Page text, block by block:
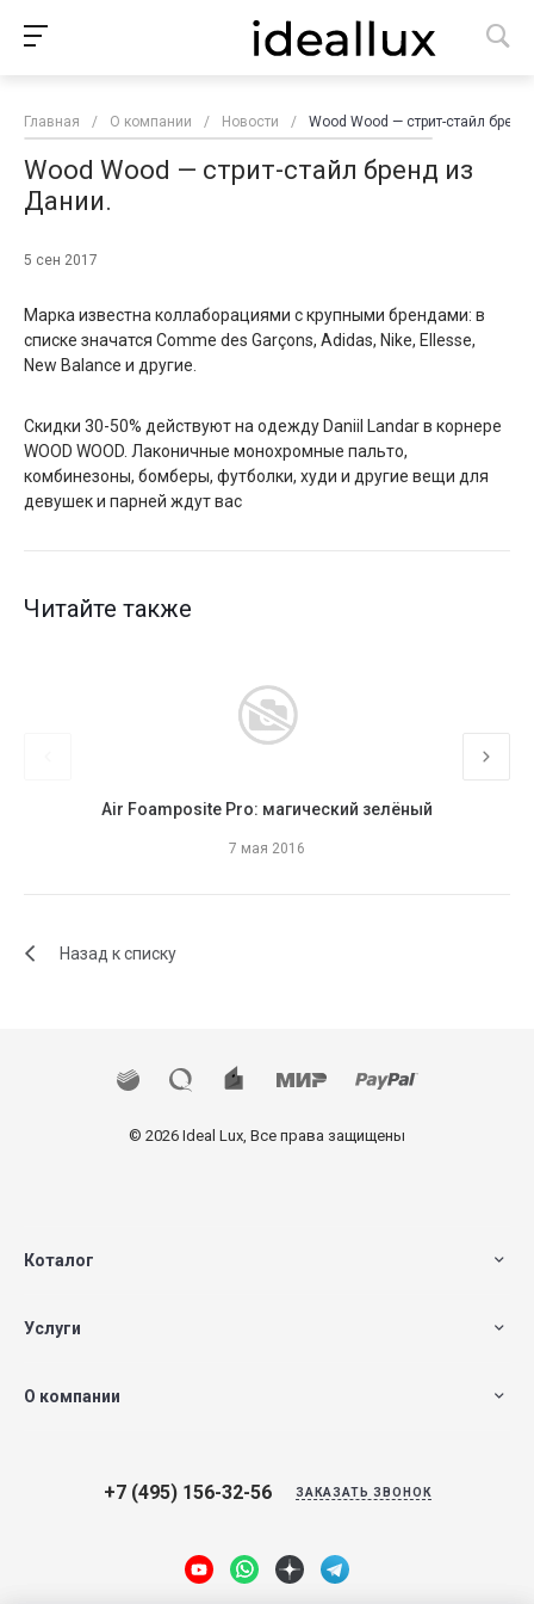
Главная / О компании / Новости / Wood Wood — стрит-стайл
Wood Wood — стрит-стайл бренд из
Дании.
5 сен 2017
Марка известна коллаборациями с крупными брендами: в
списке значатся Comme des Garçons, Adidas, Nike, Ellesse,
New Balance и другие.
Скидки 30-50% действуют на одежду Daniil Landar в корнере
WOOD WOOD. Лаконичные монохромные пальто,
комбинезоны, бомберы, футболки, худи и другие вещи для
девушек и парней ждут вас
Читайте также
Air Foamposite Pro: магический зелёный
7 мая 2016
Назад к списку
© 2026 Ideal Lux, Все права защищены
Коталог
Услуги
О компании
+7 (495) 156-32-56 ЗАКАЗАТЬ ЗВОНОК